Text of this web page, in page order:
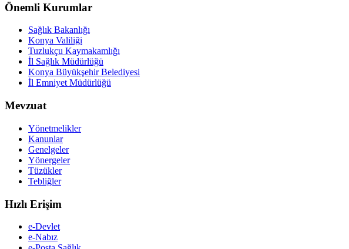
Önemli Kurumlar
Sağlık Bakanlığı
Konya Valiliği
Tuzlukçu Kaymakamlığı
İl Sağlık Müdürlüğü
Konya Büyükşehir Belediyesi
İl Emniyet Müdürlüğü
Mevzuat
Yönetmelikler
Kanunlar
Genelgeler
Yönergeler
Tüzükler
Tebliğler
Hızlı Erişim
e-Devlet
e-Nabız